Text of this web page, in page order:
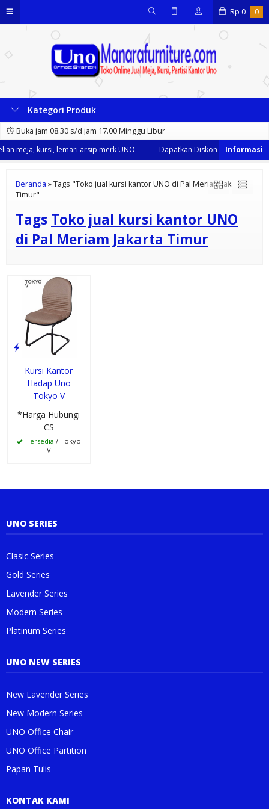
Rp 0 0
Kategori Produk
Buka jam 08.30 s/d jam 17.00 Minggu Libur
meja, kursi, lemari arsip merk UNO
Dapatkan Diskon 35% dari
Beranda »Tags "Toko jual kursi kantor UNO di Pal Meriam Jakarta
Timur"
Tags Toko jual kursi kantor UNO
di Pal Meriam Jakarta Timur
Kursi Kantor
Hadap Uno
Tokyo V
*Harga Hubungi
CS
Tersedia / Tokyo
V
UNO SERIES
Clasic Series
Gold Series
Lavender Series
Modern Series
Platinum Series
UNO NEW SERIES
New Lavender Series
New Modern Series
UNO Office Chair
UNO Office Partition
Papan Tulis
KONTAK KAMI